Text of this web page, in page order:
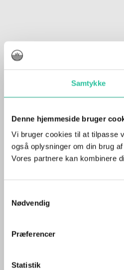
Samtykke
Denne hjemmeside bruger
Vi bruger cookies til at tilpasse
også oplysninger om din brug
Vores partnere kan kombinere
Nødvendig
Præferencer
Statistik